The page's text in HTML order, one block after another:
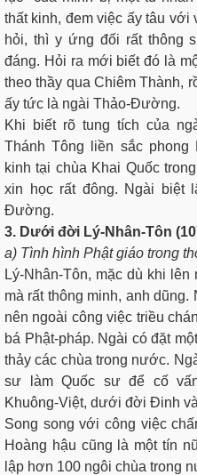
thất kinh, đem việc ấy tâu với
hỏi, thì y ứng đối rất thông
đáng. Hỏi ra mới biết đó là
theo thầy qua Chiêm Thành,
ấy tức là ngài Thảo-Ðường.
Khi biết rõ tung tích của
Thánh Tông liền sắc
kinh tại chùa Khai Quốc
xin học rất đông. Ngài biệt
Đường.
3. Dưới đời Lý-Nhân-Tôn
a) Tình hình Phật giáo trong
Lý-Nhân-Tôn, mặc dù khi
mà rất thông minh, anh dũng.
nên ngoài công việc triều
bá Phật-pháp. Ngài có đặt
thảy các chùa trong nước.
sư làm Quốc sư để cố
Khuông-Việt, dưới đời Ðinh
Song song với công việc
Hoàng hậu cũng là một tín
lập hơn 100 ngôi chùa trong